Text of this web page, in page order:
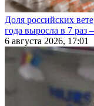
Доля российских
года выросла в 7 раз
6 августа 2026, 17:01